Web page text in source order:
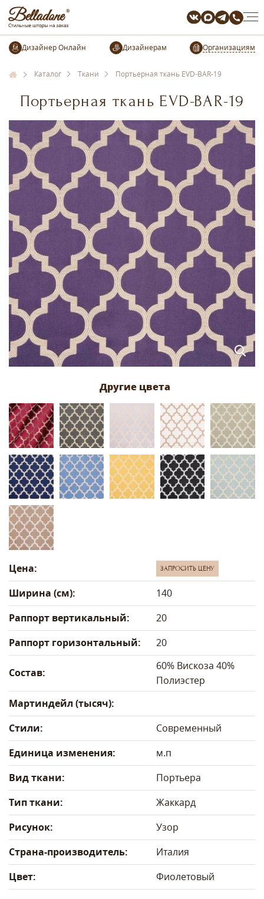
Организациям
Каталог Ткани Портьерная ткань EVD-BAR-19
Портьерная ткань EVD-BAR-19
Цена: ЗАПРОСИТЬ ЦЕНУ
Ширина (см):
140
Раппорт вертикальный:
20
Раппорт горизонтальный:
20
Состав:
60% Вискоза 40%
Полиэстер
Мартиндейл (тысяч):
Стили:
Современный
Единица изменения:
м.п
Вид ткани:
Портьера
Тип ткани:
Жаккард
Рисунок:
Узор
Страна-производитель:
Италия
Цвет:
Фиолетовый